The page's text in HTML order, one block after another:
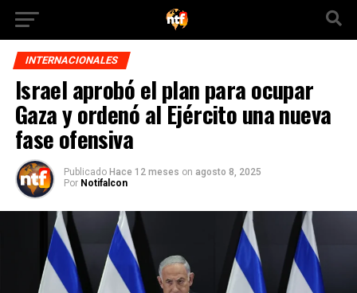
INTERNACIONALES
Israel aprobó el plan para ocupar
Gaza y ordenó al Ejército una nueva
fase ofensiva
Publicado Hace 12 meses on agosto 8, 2025
Por Notifalcon